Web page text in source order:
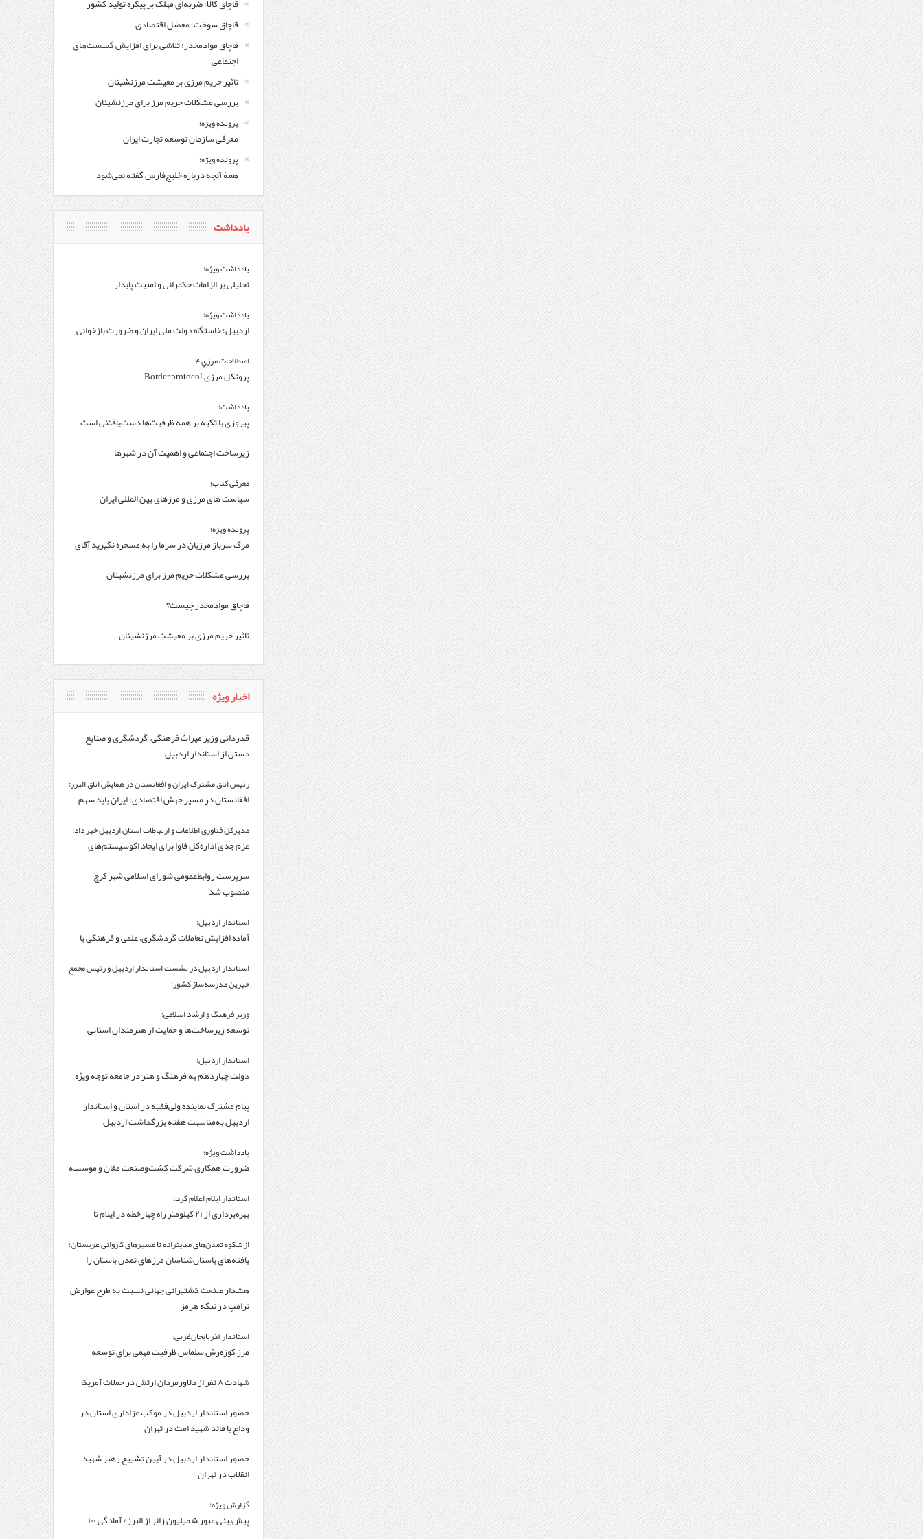
قاچاق کالا؛ ضربه‌ای مهلک بر پیکره تولید کشور
قاچاق سوخت؛ معضل اقتصادی
قاچاق موادمخدر؛ تلاشی برای افزایش گسست‌های
اجتماعی
تاثیر حریم مرزی بر معیشت مرزنشینان
بررسی مشکلات حریم مرز برای مرزنشینان
پرونده ویژه؛
معرفی سازمان توسعه تجارت ایران
پرونده ویژه؛
همۀ آنچه درباره خلیج‌‌فارس گفته نمی‌شود
یادداشت
یادداشت ویژه؛
تحلیلی بر الزامات حکمرانی و امنیت پایدار
یادداشت ویژه؛
اردبیل؛ خاستگاه دولت ملی ایران و ضرورت بازخوانی
اصطلاحات مرزي 4
پروتکل مرزی Border protocol
یادداشت؛
پیروزی با تکیه بر همه ظرفیت‌ها دست‌یافتنی است
زیرساخت اجتماعی و اهمیت آن در شهرها
معرفی کتاب؛
سیاست های مرزی و مرزهای بین المللی ایران
پرونده ویژه؛
مرگ سرباز مرزبان در سرما را به مسخره نگیرید آقای
بررسی مشکلات حریم مرز برای مرزنشینان
قاچاق موادمخدر چیست؟
تاثیر حریم مرزی بر معیشت مرزنشینان
اخبار ویژه
قدردانی وزیر میراث فرهنگی، گردشگری و صنایع
دستی از استاندار اردبیل
رئیس اتاق مشترک ایران و افغانستان در همایش اتاق البرز:
افغانستان در مسیر جهش اقتصادی؛ ایران باید سهم
مدیرکل فناوری اطلاعات و ارتباطات استان اردبیل خبر داد:
عزم جدی اداره‌کل فاوا برای ایجاد اکوسیستم‌های
سرپرست روابط‌عمومی شورای اسلامی شهر کرج
منصوب شد
استاندار اردبیل:
آماده افزایش تعاملات گردشگری، علمی و فرهنگی با
استاندار اردبیل در نشست استاندار اردبیل و رئیس مجمع
خیرین مدرسه‌ساز کشور:
استان نیاز است
وزیر فرهنگ و ارشاد اسلامی:
توسعه زیرساخت‌ها و حمایت از هنرمندان استانی
استاندار اردبیل:
دولت چهاردهم به فرهنگ و هنر در جامعه توجه ویژه
پیام مشترک نماینده ولی‌فقیه در استان و استاندار
اردبیل به‌مناسبت هفته بزرگداشت اردبیل
یادداشت ویژه؛
ضرورت همکاری شرکت کشت‌وصنعت مغان و موسسه
استاندار ایلام اعلام کرد:
بهره‌برداری از ۲۱ کیلومتر راه چهارخطه در ایلام تا
از شکوه تمدن‌های مدیترانه تا مسیرهای کاروانی عربستان؛
یافته‌های باستان‌شناسان مرزهای تمدن باستان را
هشدار صنعت کشتیرانی جهانی نسبت به طرح عوارض
ترامپ در تنگه هرمز
استاندار آذربایجان‌غربی:
مرز کوزه‌رش سلماس ظرفیت مهمی برای توسعه
شهادت ۸ نفر از دلاورمردان ارتش در حملات آمریکا
حضور استاندار اردبیل در موکب عزاداری استان در
وداع با قائد شهید امت در تهران
حضور استاندار اردبیل در آیین تشییع رهبر شهید
انقلاب در تهران
گزارش ویژه؛
پیش‌بینی عبور ۵ میلیون زائر از البرز/ آمادگی ۱۰۰